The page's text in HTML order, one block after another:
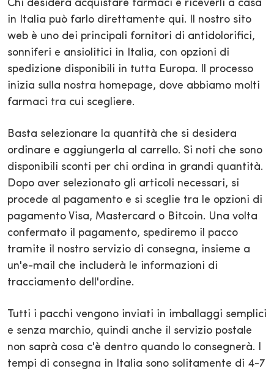
Chi desidera acquistare farmaci e riceverli a casa
in Italia può farlo direttamente qui. Il nostro sito
web è uno dei principali fornitori di antidolorifici,
sonniferi e ansiolitici in Italia, con opzioni di
spedizione disponibili in tutta Europa. Il processo
inizia sulla nostra homepage, dove abbiamo molti
farmaci tra cui scegliere.
Basta selezionare la quantità che si desidera
ordinare e aggiungerla al carrello. Si noti che sono
disponibili sconti per chi ordina in grandi quantità.
Dopo aver selezionato gli articoli necessari, si
procede al pagamento e si sceglie tra le opzioni di
pagamento Visa, Mastercard o Bitcoin. Una volta
confermato il pagamento, spediremo il pacco
tramite il nostro servizio di consegna, insieme a
un'e-mail che includerà le informazioni di
tracciamento dell'ordine.
Tutti i pacchi vengono inviati in imballaggi semplici
e senza marchio, quindi anche il servizio postale
non saprà cosa c'è dentro quando lo consegnerà. I
tempi di consegna in Italia sono solitamente di 4-7